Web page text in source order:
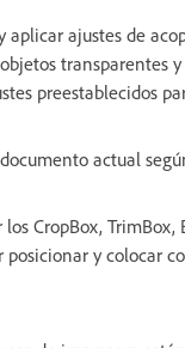
aplicar ajustes de
transparentes
preestablecidos
actual
CropBox,
y colocar